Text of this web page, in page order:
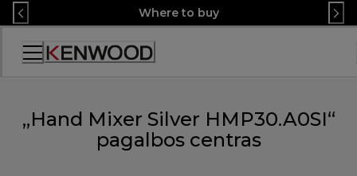
Skip
to
Content
Where to buy
Accessibility
„Hand Mixer Silver HMP30.A0SI“
pagalbos centras